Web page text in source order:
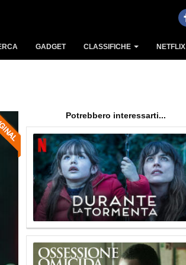
GADGET CLASSIFICHE NETFLIX
Potrebbero interessarti...